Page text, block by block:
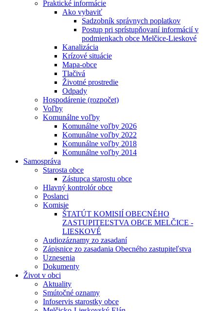
Praktické informácie
Ako vybaviť
Sadzobník správnych poplatkov
Postup pri sprístupňovaní informácií v
podmienkach obce Melčice-Lieskové
Kanalizácia
Krízové situácie
Mapa-obce
Tlačivá
Životné prostredie
Odpady
Hospodárenie (rozpočet)
Voľby
Komunálne voľby
Komunálne voľby 2026
Komunálne voľby 2022
Komunálne voľby 2018
Komunálne voľby 2014
Samospráva
Starosta obce
Zástupca starostu obce
Hlavný kontrolór obce
Poslanci
Komisie
ŠTATÚT KOMISIÍ OBECNÉHO
ZASTUPITEĽSTVA OBCE MELČICE -
LIESKOVÉ
Audiozáznamy zo zasadaní
Zápisnice zo zasadania Obecného zastupiteľstva
Uznesenia
Dokumenty
Život v obci
Aktuality
Smútočné oznamy
Infoservis starostky obce